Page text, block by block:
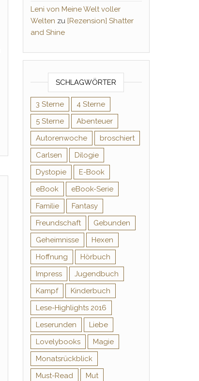
Leni von Meine Welt voller
Welten zu [Rezension] Shatter
and Shine
SCHLAGWÖRTER
3 Sterne
4 Sterne
5 Sterne
Abenteuer
Autorenwoche
broschiert
Carlsen
Dilogie
Dystopie
E-Book
eBook
eBook-Serie
Familie
Fantasy
Freundschaft
Gebunden
Geheimnisse
Hexen
Hoffnung
Hörbuch
Impress
Jugendbuch
Kampf
Kinderbuch
Lese-Highlights 2016
Leserunden
Liebe
Lovelybooks
Magie
Monatsrückblick
Must-Read
Mut